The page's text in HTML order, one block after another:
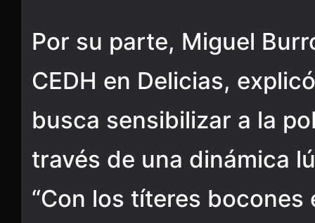
Por su parte, Miguel
CEDH en Delicias,
busca sensibilizar a la
través de una dinámica
“Con los títeres bocones